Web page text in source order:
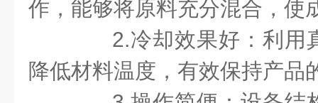
作，能够将原料充分混合，使
2.冷却效果好：利用
降低材料温度，有效保持产品